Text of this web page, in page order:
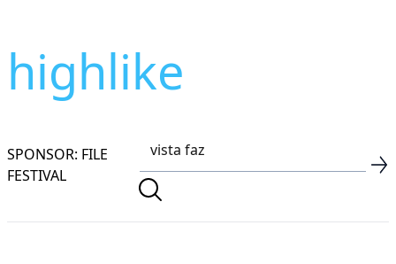
highlike
SPONSOR: FILE
FESTIVAL